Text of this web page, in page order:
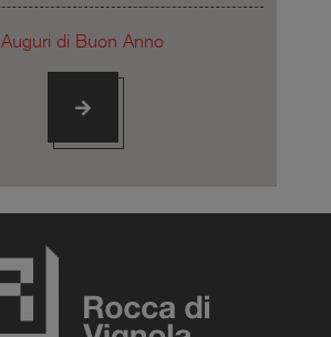
Auguri di Buon Anno